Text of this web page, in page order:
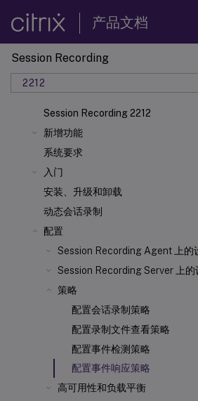
产品文档
Session Recording
2212
Session Recording 2212
新增功能
系统要求
入门
安装、升级和卸载
动态会话录制
配置
Session Recording Agent 上的
Session Recording Server 上的
策略
配置会话录制策略
配置录制文件查看策略
配置事件检测策略
配置事件响应策略
高可用性和负载平衡